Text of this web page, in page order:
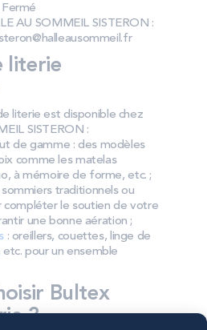
Fermé
AU SOMMEIL SISTERON :
literie
literie est disponible chez
SISTERON :
de gamme : des modèles
comme les matelas
à mémoire de forme, etc. ;
sommiers traditionnels ou
compléter le soutien de votre
une bonne aération ;
: oreillers, couettes, linge de
pour un ensemble
Bultex
?